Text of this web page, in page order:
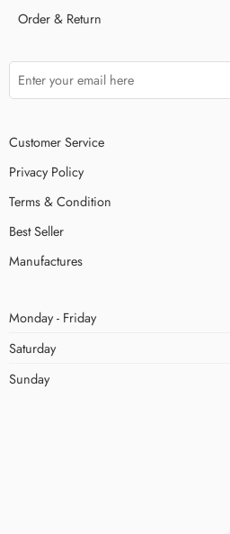
Order & Return
Customer Service
Privacy Policy
Terms & Condition
Best Seller
Manufactures
Monday - Friday
Saturday
Sunday